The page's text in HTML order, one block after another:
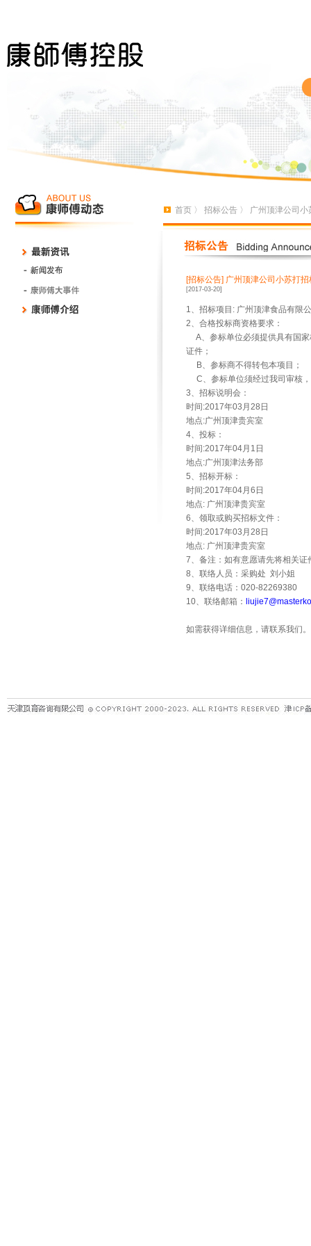
首页 〉 招标公告 〉 广州顶津公司
[招标公告] 广州顶津公司小苏打招
[2017-03-20]
1、招标项目 : 广州顶津食品有限
2、合格投标商资格要求：
A、参标单位必须提供具有国
证件；
B、参标商不得转包本项目；
C、参标单位须经过我司审核
3、招标说明会：
时间 :2017年03 月 28 日
地点:广州顶津贵宾室
4、投标：
时间 :2017年04月 1 日
地点:广州顶津法务部
5、招标开标：
时间 :2017年04月 6 日
地点: 广州顶津贵宾室
6、领取或购买招标文件：
时间 :2017年03 月 28 日
地点: 广州顶津贵宾室
7、备注：如有意愿请先将相关证
8、联络人员：采购处 刘小姐
9、联络电话： 020-82269380
10、联络邮箱：
如需获得详细信息，请联系我们。